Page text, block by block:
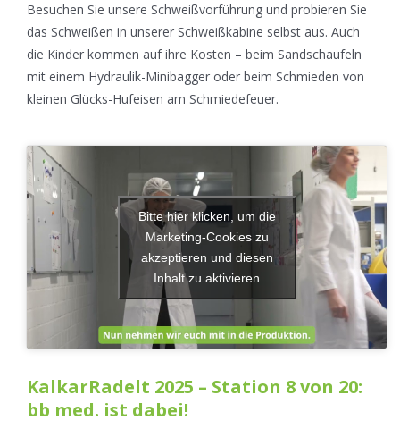
Besuchen Sie unsere Schweißvorführung und probieren Sie
das Schweißen in unserer Schweißkabine selbst aus. Auch
die Kinder kommen auf ihre Kosten – beim Sandschaufeln
mit einem Hydraulik-Minibagger oder beim Schmieden von
kleinen Glücks-Hufeisen am Schmiedefeuer.
Bitte hier klicken, um die
Marketing-Cookies zu
akzeptieren und diesen
Inhalt zu aktivieren
KalkarRadelt 2025 – Station 8 von 20:
bb med. ist dabei!